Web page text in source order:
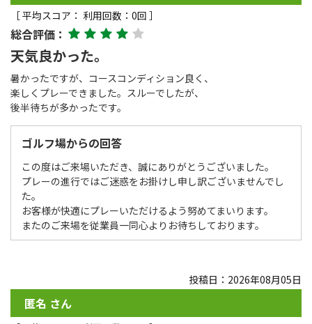
［ 平均スコア： 利用回数：0回 ］
総合評価：
天気良かった。
暑かったですが、コースコンディション良く、
楽しくプレーできました。スルーでしたが、
後半待ちが多かったです。
ゴルフ場からの回答
この度はご来場いただき、誠にありがとうございました。
プレーの進行ではご迷惑をお掛けし申し訳ございませんでし
た。
お客様が快適にプレーいただけるよう努めてまいります。
またのご来場を従業員一同心よりお待ちしております。
匿名 さん
投稿日：2026年08月05日